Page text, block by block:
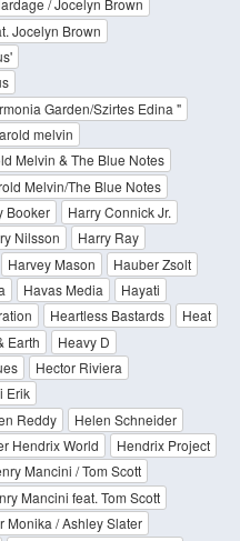
/ Jocelyn Brown
Jocelyn Brown
Garden/Szirtes Edina "
melvin
Melvin & The Blue Notes
Melvin/The Blue Notes
Booker
Harry Connick Jr.
Nilsson
Harry Ray
Harvey Mason
Hauber Zsolt
Havas Media
Hayati
Heartless Bastards
Heat
Earth
Heavy D
Hector Riviera
Erik
Reddy
Helen Schneider
Hendrix World
Hendrix Project
Mancini / Tom Scott
Mancini feat. Tom Scott
Monika / Ashley Slater